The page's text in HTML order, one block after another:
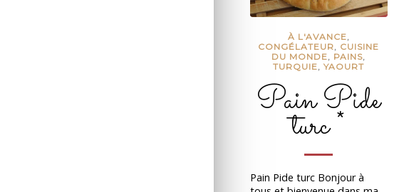
À L'AVANCE,
CONGÉLATEUR, CUISINE
DU MONDE, PAINS,
TURQUIE,YAOURT
Pain Pide
turc *
Pain Pide turc Bonjour à